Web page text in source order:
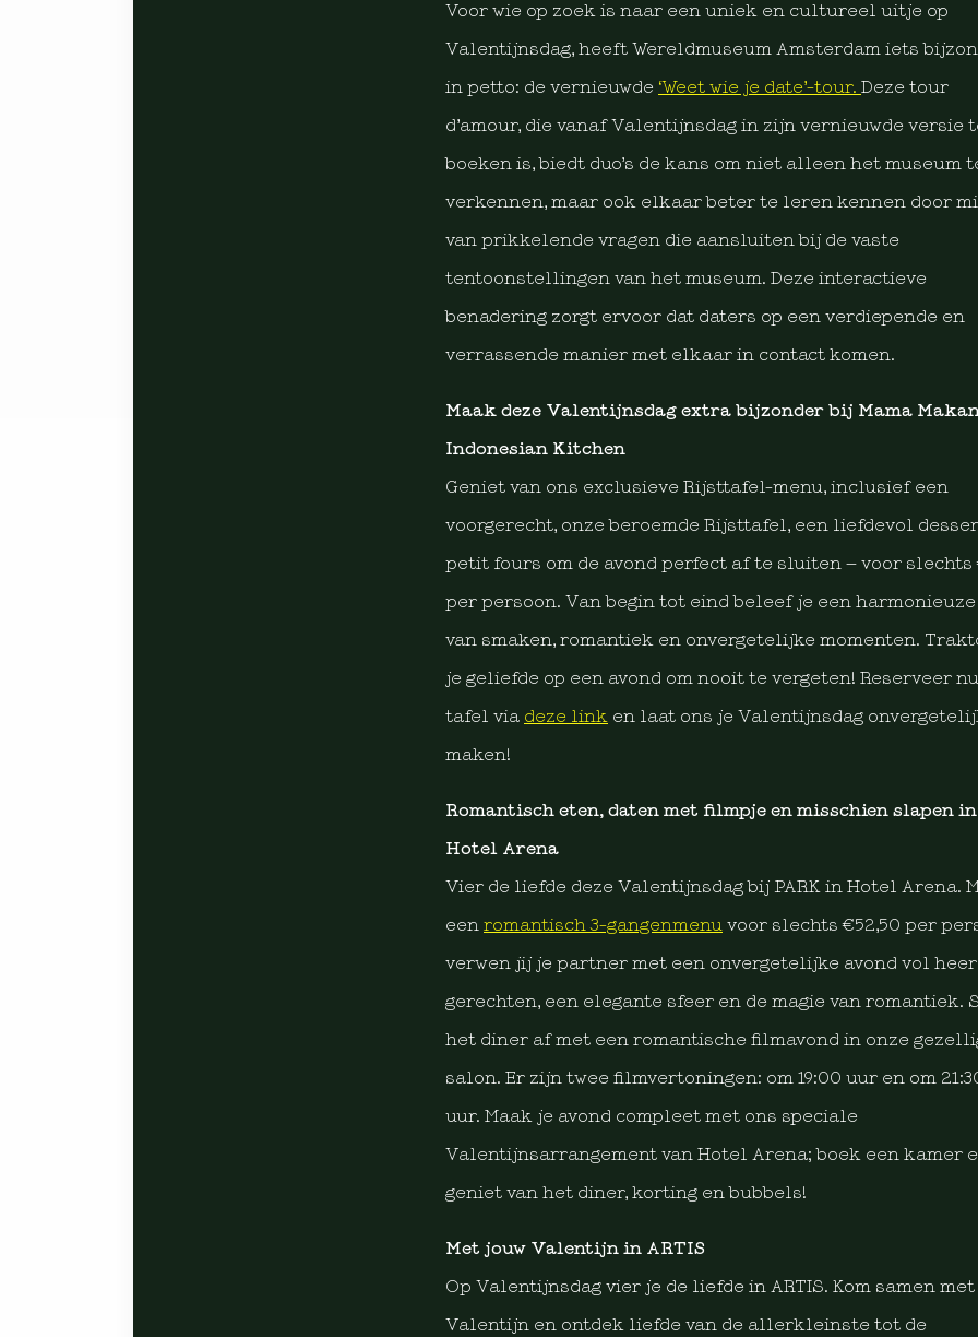
Voor wie op zoek is naar een uniek en cultureel uitje op
Valentijnsdag, heeft Wereldmuseum Amsterdam iets
in petto: de vernieuwde ‘Weet wie je date’-tour. Deze tour
d’amour, die vanaf Valentijnsdag in zijn vernieuwde versie
boeken is, biedt duo’s de kans om niet alleen het museum
verkennen, maar ook elkaar beter te leren kennen door
van prikkelende vragen die aansluiten bij de vaste
tentoonstellingen van het museum. Deze interactieve
benadering zorgt ervoor dat daters op een verdiepende en
verrassende manier met elkaar in contact komen.
Maak deze Valentijnsdag extra bijzonder bij Mama
Indonesian Kitchen
Geniet van ons exclusieve Rijsttafel-menu, inclusief een
voorgerecht, onze beroemde Rijsttafel, een liefdevol
petit fours om de avond perfect af te sluiten – voor slechts
per persoon. Van begin tot eind beleef je een harmonieuze
van smaken, romantiek en onvergetelijke momenten.
je geliefde op een avond om nooit te vergeten! Reserveer
tafel via deze link en laat ons je Valentijnsdag
maken!
Romantisch eten, daten met filmpje en misschien slapen in
Hotel Arena
Vier de liefde deze Valentijnsdag bij PARK in Hotel Arena.
een romantisch 3-gangenmenu voor slechts €52,50 per
verwen jij je partner met een onvergetelijke avond vol
gerechten, een elegante sfeer en de magie van romantiek.
het diner af met een romantische filmavond in onze
salon. Er zijn twee filmvertoningen: om 19:00 uur en om
uur. Maak je avond compleet met ons speciale
Valentijnsarrangement van Hotel Arena; boek een kamer
geniet van het diner, korting en bubbels!
Met jouw Valentijn in ARTIS
Op Valentijnsdag vier je de liefde in ARTIS. Kom samen met
Valentijn en ontdek liefde van de allerkleinste tot de